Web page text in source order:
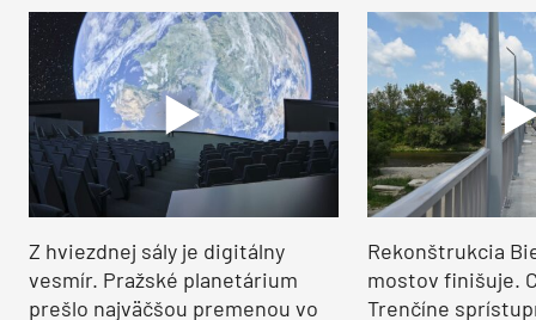
Z hviezdnej sály je digitálny
vesmír. Pražské planetárium
prešlo najväčšou premenou vo
Rekonštrukcia
mostov finišuje.
Trenčíne